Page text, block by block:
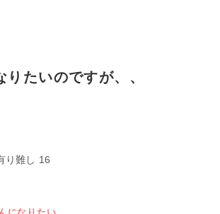
りたいのですが、、
り難し 16